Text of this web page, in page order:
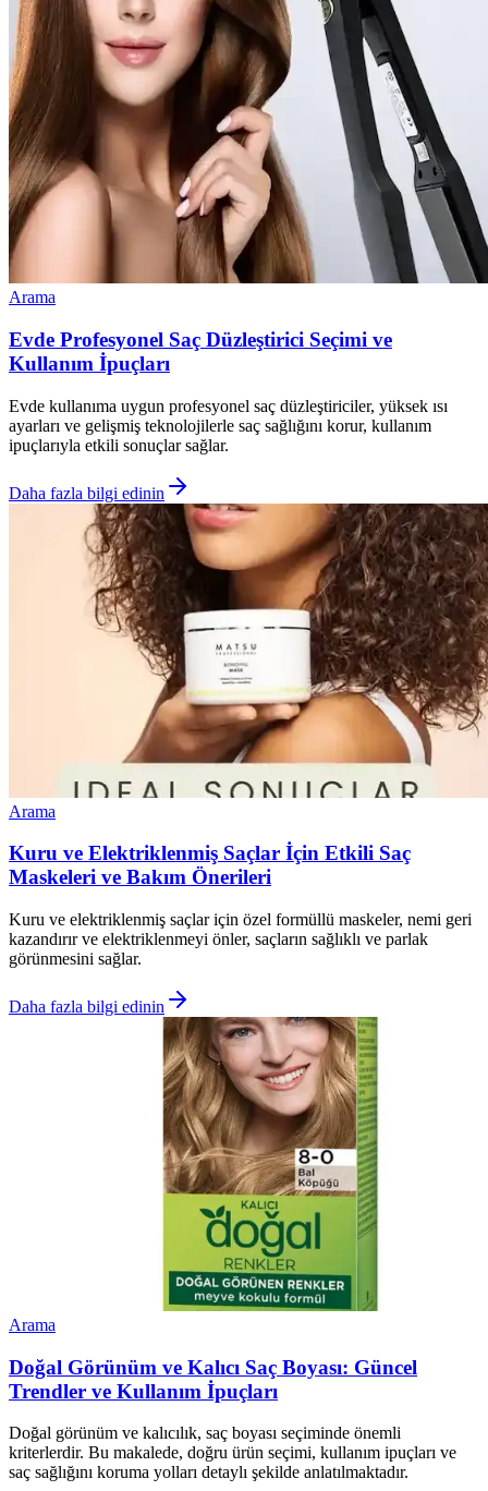
Arama
Evde Profesyonel Saç Düzleştirici Seçimi ve
Kullanım İpuçları
Evde kullanıma uygun profesyonel saç düzleştiriciler, yüksek ısı
ayarları ve gelişmiş teknolojilerle saç sağlığını korur, kullanım
ipuçlarıyla etkili sonuçlar sağlar.
Daha fazla bilgi edinin
Arama
Kuru ve Elektriklenmiş Saçlar İçin Etkili Saç
Maskeleri ve Bakım Önerileri
Kuru ve elektriklenmiş saçlar için özel formüllü maskeler, nemi geri
kazandırır ve elektriklenmeyi önler, saçların sağlıklı ve parlak
görünmesini sağlar.
Daha fazla bilgi edinin
Arama
Doğal Görünüm ve Kalıcı Saç Boyası: Güncel
Trendler ve Kullanım İpuçları
Doğal görünüm ve kalıcılık, saç boyası seçiminde önemli
kriterlerdir. Bu makalede, doğru ürün seçimi, kullanım ipuçları ve
saç sağlığını koruma yolları detaylı şekilde anlatılmaktadır.